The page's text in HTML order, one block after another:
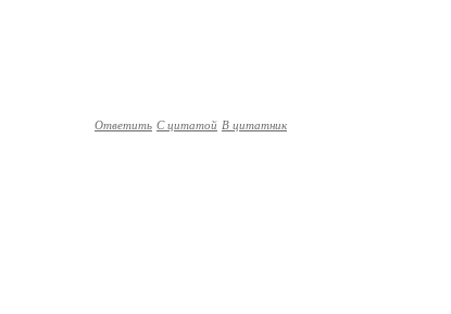
Ответить С цитатой В цитатник